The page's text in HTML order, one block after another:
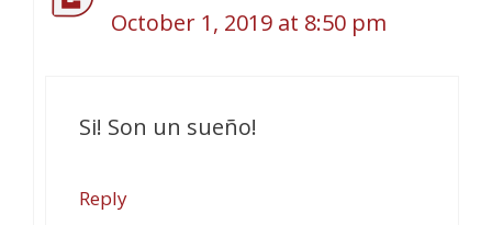
October 1, 2019 at 8:50 pm
Si! Son un sueño!
Reply